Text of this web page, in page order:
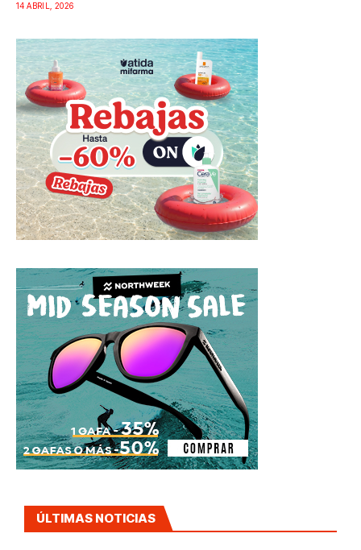
14 ABRIL, 2026
ÚLTIMAS NOTICIAS